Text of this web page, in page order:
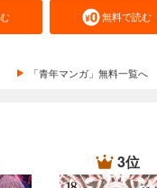
無料で読む
「青年マンガ」無料一覧へ
3位